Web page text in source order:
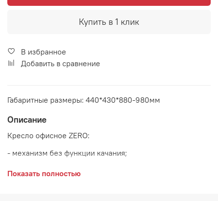
Купить в 1 клик
В избранное
Добавить в сравнение
Габаритные размеры: 440*430*880-980мм
Описание
Кресло офисное ZERO:
- механизм без функции качания;
- полиуретановые ролики (подходят для паркета и
Показать полностью